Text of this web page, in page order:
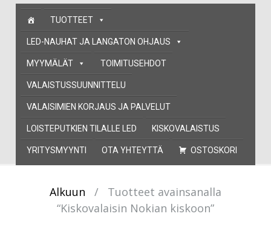
Skip
content
TUOTTEET
LED-NAUHAT JA LANGATON OHJAUS
MYYMÄLÄT TOIMITUSEHDOT
VALAISTUSSUUNNITTELU
VALAISIMIEN KORJAUS JA PALVELUT
LOISTEPUTKIEN TILALLE LED KISKOVALAISTUS
YRITYSMYYNTI OTA YHTEYTTÄ OSTOSKORI
Alkuun /
Tuotteet avainsanalla
“Kiskovalaisin Nokian kiskoon”